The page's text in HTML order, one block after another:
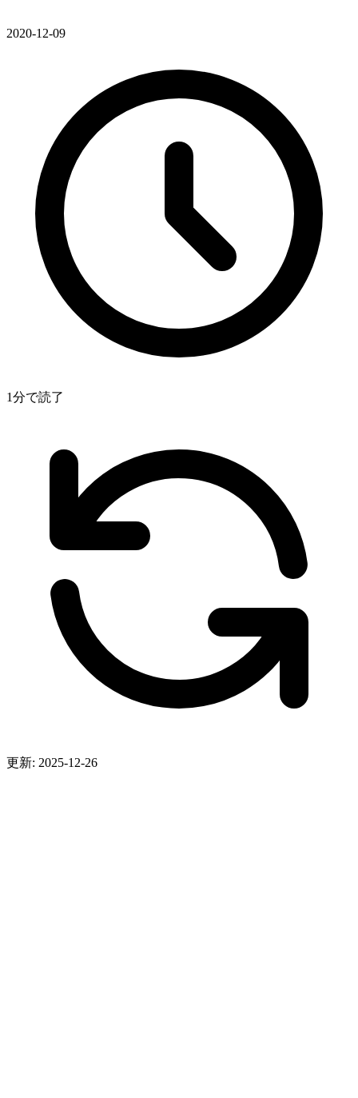
2020-12-09
1分で読了
更新: 2025-12-26